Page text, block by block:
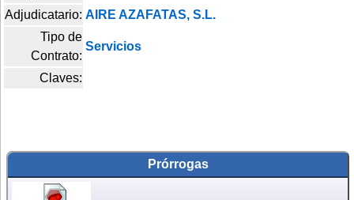
Adjudicatario: AIRE AZAFATAS, S.L.
Tipo de
Contrato:
Servicios
Claves:
Prórrogas